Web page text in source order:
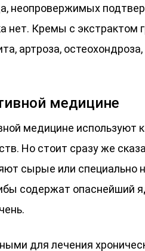
неопровержимых
нет. Кремы с экстрактом
артроза, остеохондроза,
медицине
медицине используют
Но стоит сразу же
сырые или специально
содержат опаснейший
для лечения